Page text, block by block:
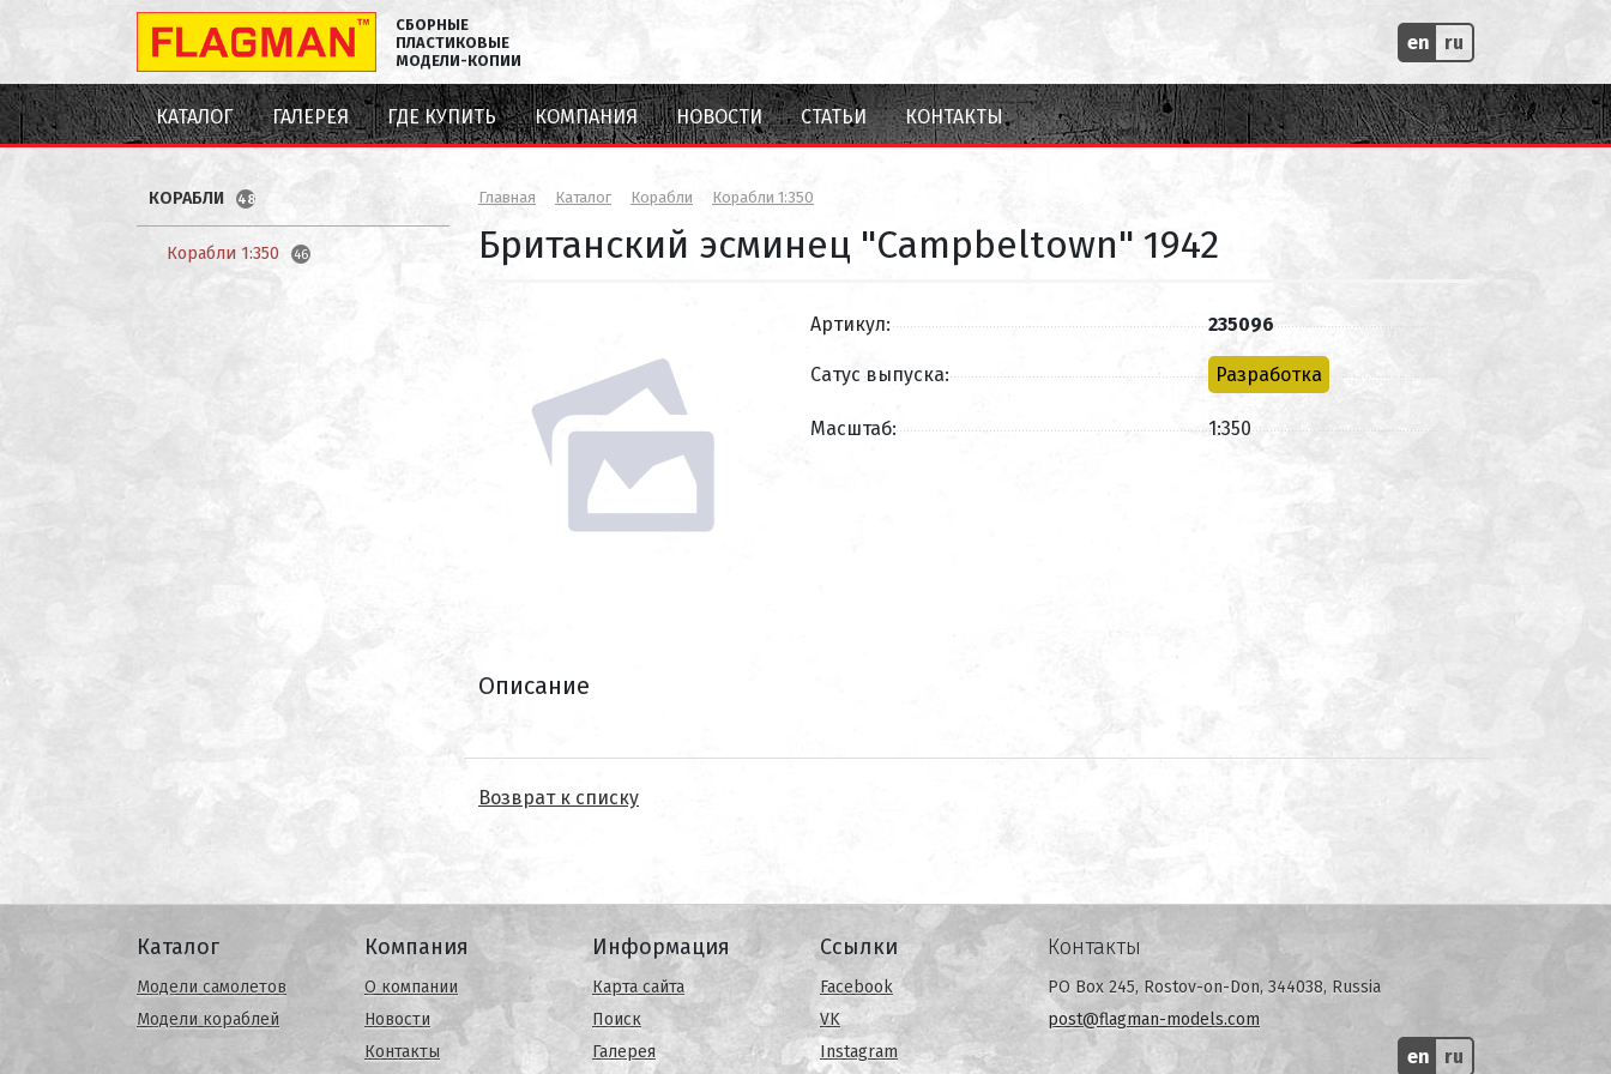
СБОРНЫЕ
ПЛАСТИКОВЫЕ
МОДЕЛИ-КОПИИ
en ru
КАТАЛОГ ГАЛЕРЕЯ ГДЕ КУПИТЬ КОМПАНИЯ НОВОСТИ СТАТЬИ КОНТАКТЫ
КОРАБЛИ 48
Корабли 1:350 46
Главная Каталог Корабли Корабли 1:350
Британский эсминец "Campbeltown" 1942
Артикул: 235096
Сатус выпуска: Разработка
Масштаб: 1:350
Описание
Возврат к списку
Каталог
Модели самолетов
Модели кораблей
Компания
О компании
Новости
Контакты
Информация
Карта сайта
Поиск
Галерея
Ссылки
Facebook
VK
Instagram
Контакты
PO Box 245, Rostov-on-Don, 344038, Russia
post@flagman-models.com
en ru